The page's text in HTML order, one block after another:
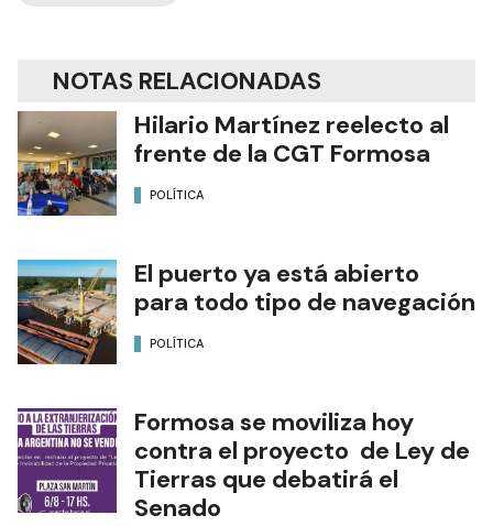
NOTAS RELACIONADAS
Hilario Martínez reelecto al
frente de la CGT Formosa
POLÍTICA
El puerto ya está abierto
para todo tipo de navegación
POLÍTICA
Formosa se moviliza hoy
contra el proyecto de Ley de
Tierras que debatirá el
Senado